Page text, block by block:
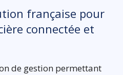
française pour
connectée et
de gestion permettant